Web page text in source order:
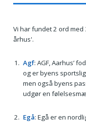
Vi har fundet 2 ord
århus'.
Agf: AGF, Aarhus’
og er byens
men også byens
udgør en
Egå: Egå er en